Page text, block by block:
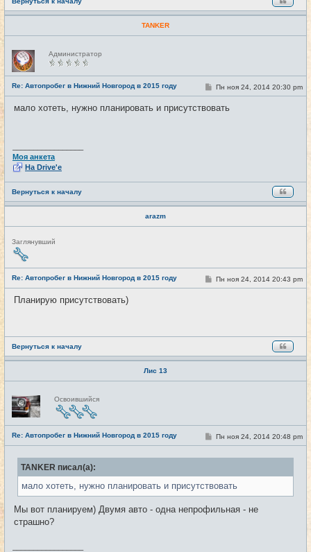
TANKER
Н
е
в
с
е
т
и
Администратор
Re: Автопробег в Нижний Новгород в 2015 году #19
С
о
б
Пн ноя 24, 2014 20:30 pm
мало хотеть, нужно планировать и присутствовать
Моя анкета
На Drive'e
Вернуться к началу
arazm
Н
е
в
т
и
Заглянувший
Re: Автопробег в Нижний Новгород в 2015 году #20
С
о
и
Пн ноя 24, 2014 20:43 pm
Планирую присутствовать)
Вернуться к началу
Лис 13
Н
е
в
с
е
т
и
Освоившийся
Re: Автопробег в Нижний Новгород в 2015 году #21
С
о
е
н
Пн ноя 24, 2014 20:48 pm
TANKER писал(а):
мало хотеть, нужно планировать и присутствовать
Мы вот планируем) Двумя авто - одна непрофильная - не
страшно?